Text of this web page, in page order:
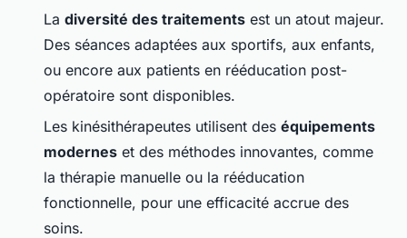
La diversité des traitements est un atout majeur.
Des séances adaptées aux sportifs, aux enfants,
ou encore aux patients en rééducation post-
opératoire sont disponibles.
Les kinésithérapeutes utilisent des équipements
modernes et des méthodes innovantes, comme
la thérapie manuelle ou la rééducation
fonctionnelle, pour une efficacité accrue des
soins.